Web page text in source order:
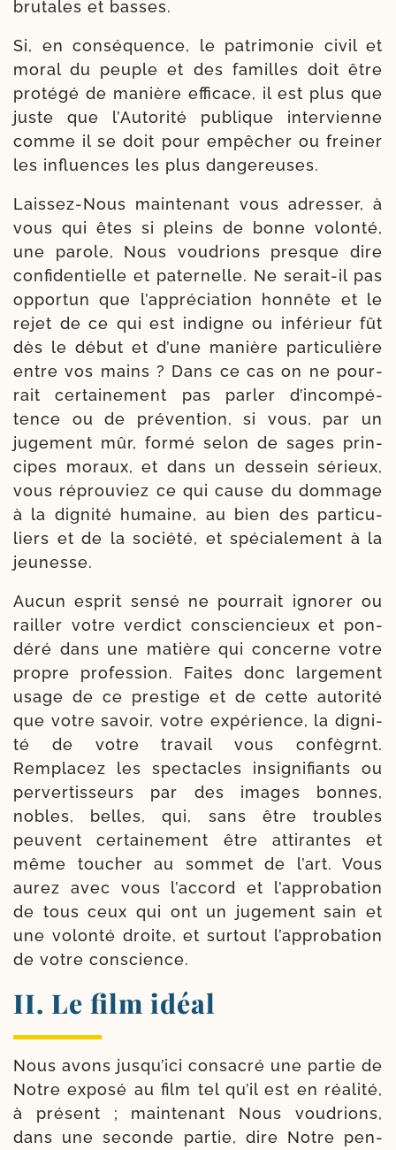
bru­tales et basses.
Si, en consé­quence, le patri­mo­nie civil et
moral du peuple et des familles doit être
pro­té­gé de manière effi­cace, il est plus que
juste que l’Autorité publique inter­vienne
comme il se doit pour empê­cher ou frei­ner
les influences les plus dangereuses.
Laissez-​Nous main­te­nant vous adres­ser, à
vous qui êtes si pleins de bonne volon­té,
une parole, Nous vou­drions presque dire
confi­den­tielle et pater­nelle. Ne serait-​il pas
oppor­tun que l’ap­pré­cia­tion hon­nête et le
rejet de ce qui est indigne ou infé­rieur fût
dès le début et d’une manière par­ti­cu­lière
entre vos mains ? Dans ce cas on ne pour­
rait cer­tai­ne­ment pas par­ler d’in­com­pé­
tence ou de pré­ven­tion, si vous, par un
juge­ment mûr, for­mé selon de sages prin­
cipes moraux, et dans un des­sein sérieux,
vous réprou­viez ce qui cause du dom­mage
à la digni­té humaine, au bien des par­ti­cu­
liers et de la socié­té, et spé­cia­le­ment à la
jeunesse.
Aucun esprit sen­sé ne pour­rait igno­rer ou
railler votre ver­dict conscien­cieux et pon­
dé­ré dans une matière qui concerne votre
propre pro­fes­sion. Faites donc lar­ge­ment
usage de ce pres­tige et de cette auto­ri­té
que votre savoir, votre expé­rience, la digni­
té de votre tra­vail vous confè­grnt.
Remplacez les spec­tacles insi­gni­fiants ou
per­ver­tis­seurs par des images bonnes,
nobles, belles, qui, sans être troubles
peuvent cer­tai­ne­ment être atti­rantes et
même tou­cher au som­met de l’art. Vous
aurez avec vous l’ac­cord et l’ap­pro­ba­tion
de tous ceux qui ont un juge­ment sain et
une volon­té droite, et sur­tout l’ap­pro­ba­tion
de votre conscience.
II. Le film idéal
Nous avons jus­qu’i­ci consa­cré une par­tie de
Notre expo­sé au film tel qu’il est en réa­li­té,
à pré­sent ; main­te­nant Nous vou­drions,
dans une seconde par­tie, dire Notre pen­